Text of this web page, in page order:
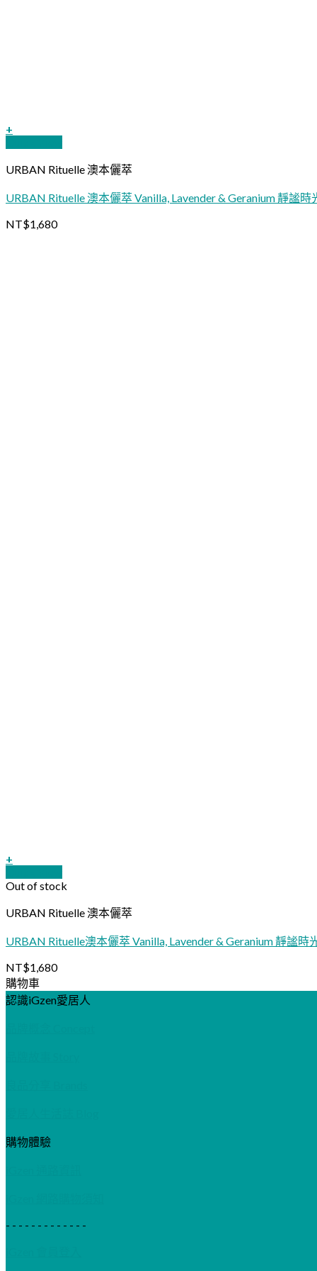
+
URBAN Rituelle 澳本儷萃
URBAN Rituelle 澳本儷萃 Vanilla, Lavender & Geranium 靜謐
NT$1,680
+
Out of stock
URBAN Rituelle 澳本儷萃
URBAN Rituelle澳本儷萃 Vanilla, Lavender & Geranium 靜謐時
NT$1,680
購物車
認識iGzen愛居人
購物體驗
- - - - - - - - - - - - -